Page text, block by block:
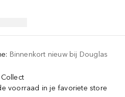
: Binnenkort nieuw bij Douglas
voorraad in je favoriete store